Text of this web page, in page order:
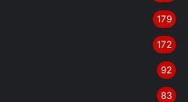
179
172
92
83